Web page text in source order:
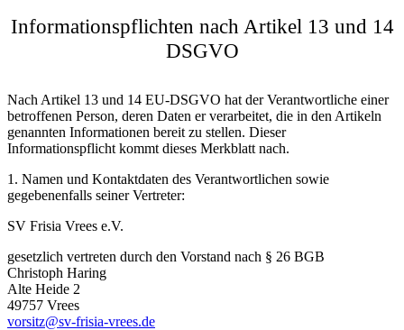
Informationspflichten nach Artikel 13 und 14
DSGVO
Nach Artikel 13 und 14 EU-DSGVO hat der Verantwortliche einer
betroffenen Person, deren Daten er verarbeitet, die in den Artikeln
genannten Informationen bereit zu stellen. Dieser
Informationspflicht kommt dieses Merkblatt nach.
1. Namen und Kontaktdaten des Verantwortlichen sowie
gegebenenfalls seiner Vertreter:
SV Frisia Vrees e.V.
gesetzlich vertreten durch den Vorstand nach § 26 BGB
Christoph Haring
Alte Heide 2
49757 Vrees
vorsitz@sv-frisia-vrees.de